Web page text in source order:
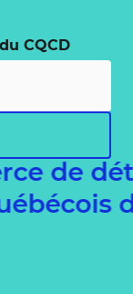
CQCD
de